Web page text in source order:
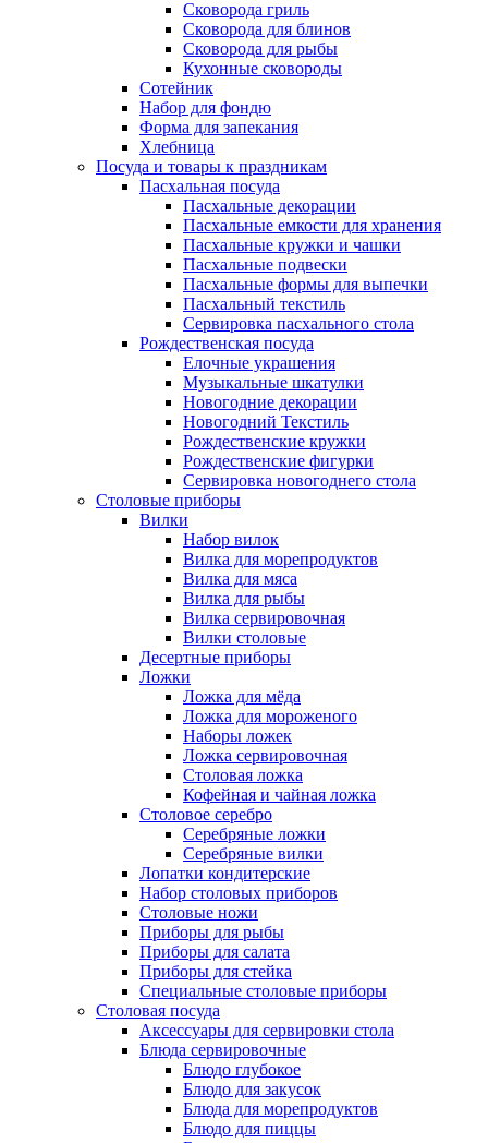
Сковорода гриль
Сковорода для блинов
Сковорода для рыбы
Кухонные сковороды
Сотейник
Набор для фондю
Форма для запекания
Хлебница
Посуда и товары к праздникам
Пасхальная посуда
Пасхальные декорации
Пасхальные емкости для хранения
Пасхальные кружки и чашки
Пасхальные подвески
Пасхальные формы для выпечки
Пасхальный текстиль
Сервировка пасхального стола
Рождественская посуда
Елочные украшения
Музыкальные шкатулки
Новогодние декорации
Новогодний Текстиль
Рождественские кружки
Рождественские фигурки
Сервировка новогоднего стола
Столовые приборы
Вилки
Набор вилок
Вилка для морепродуктов
Вилка для мяса
Вилка для рыбы
Вилка сервировочная
Вилки столовые
Десертные приборы
Ложки
Ложка для мёда
Ложка для мороженого
Наборы ложек
Ложка сервировочная
Столовая ложка
Кофейная и чайная ложка
Столовое серебро
Серебряные ложки
Серебряные вилки
Лопатки кондитерские
Набор столовых приборов
Столовые ножи
Приборы для рыбы
Приборы для салата
Приборы для стейка
Специальные столовые приборы
Столовая посуда
Аксессуары для сервировки стола
Блюда сервировочные
Блюдо глубокое
Блюдо для закусок
Блюда для морепродуктов
Блюдо для пиццы